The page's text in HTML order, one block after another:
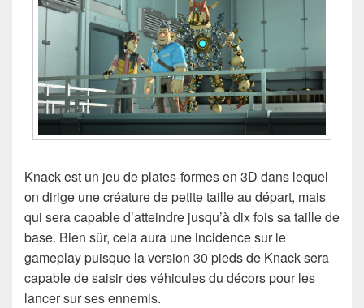
Knack est un jeu de plates-formes en 3D dans lequel
on dirige une créature de petite taille au départ, mais
qui sera capable d’atteindre jusqu’à dix fois sa taille de
base. Bien sûr, cela aura une incidence sur le
gameplay puisque la version 30 pieds de Knack sera
capable de saisir des véhicules du décors pour les
lancer sur ses ennemis.